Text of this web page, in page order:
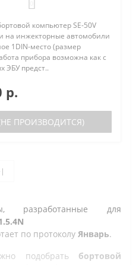
компьютер SE-50V
на инжекторные автомобили
1DIN-место (размер
прибора возможна как с
ЭБУ предст..
р.
ПРОИЗВОДИТСЯ)
разработанные для
по протоколу Январь.
подобрать бортовой